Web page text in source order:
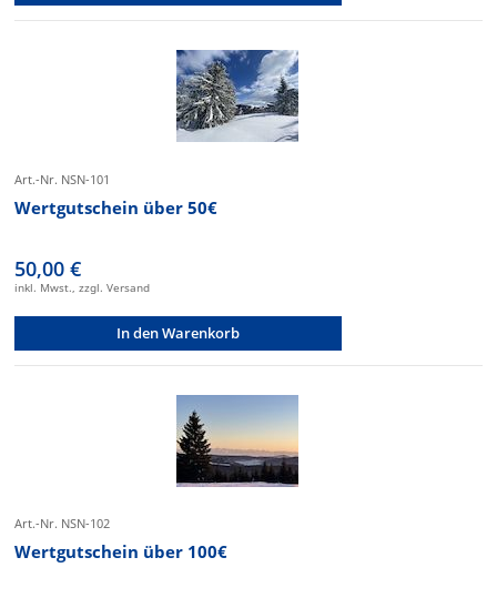
Art.-Nr. NSN-101
Wertgutschein über 50€
50,00 €
inkl. Mwst., zzgl. Versand
In den Warenkorb
Art.-Nr. NSN-102
Wertgutschein über 100€